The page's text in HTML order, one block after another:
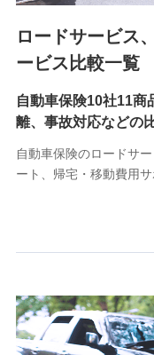
9.お問い合わせ情報
各種お問い合わせに対
10.受託業務の 個人
受託業務の遂行およ
11.マイカー通勤管
をお送りするため
分析するため
当社の対応品質向上
個人情報保護管
ロードサービス
ービス比較一覧
自動車保険10社11商
離、事故対応などの
自動車保険のロードサ
ート、帰宅・移動費用